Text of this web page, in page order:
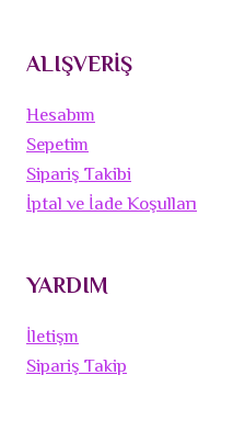
ALIŞVERİŞ
Hesabım
Sepetim
Sipariş Takibi
İptal ve İade Koşulları
YARDIM
İletişm
Sipariş Takip